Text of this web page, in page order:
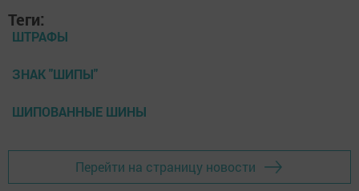
Теги:
ШТРАФЫ
ЗНАК "ШИПЫ"
ШИПОВАННЫЕ ШИНЫ
Перейти на страницу новости